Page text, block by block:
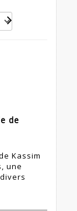
de
Kassim
une